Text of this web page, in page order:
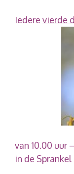
Iedere vierde
van 10.00 uur
in de